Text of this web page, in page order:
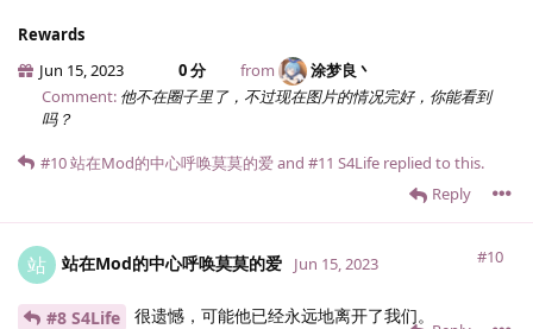
Rewards
Jun 15, 2023
0 分 from
涂梦良丶
Comment: 他不在圈子里了，不过现在图片的情况完好，你能看到
吗？
Reply
#10站在Mod的中心呼唤莫莫的爱and #11 S4Life replied to this.
站 站在Mod的中心呼唤莫莫的爱 #10
Jun 15, 2023
#8 S4Life 很遗憾，可能他已经永远地离开了我们。